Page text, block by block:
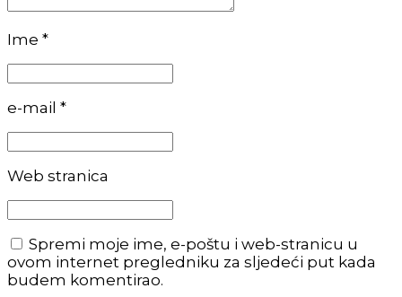
Ime *
e-mail *
Web stranica
Spremi moje ime, e-poštu i web-stranicu u
ovom internet pregledniku za sljedeći put kada
budem komentirao.